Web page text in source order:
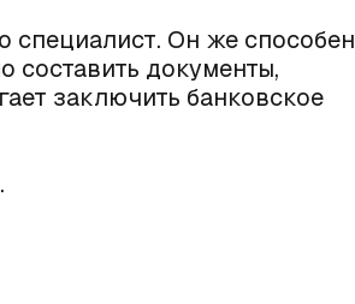
специалист. Он же способен
составить документы,
заключить банковское